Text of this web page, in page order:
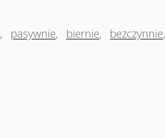
, pasywnie, biernie, bezczynnie,